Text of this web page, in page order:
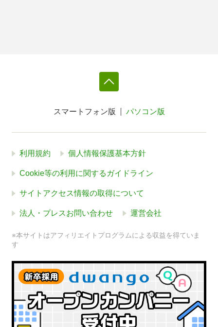
スマートフォン版 パソコン版
利用規約 個人情報保護基本方針
Cookie等の利用に関するガイドライン
サイトアクセス情報の取得について
法人・プレスお問い合わせ 運営会社
※本サイトはアフィリエイトプログラムによる収益を得ていま
す